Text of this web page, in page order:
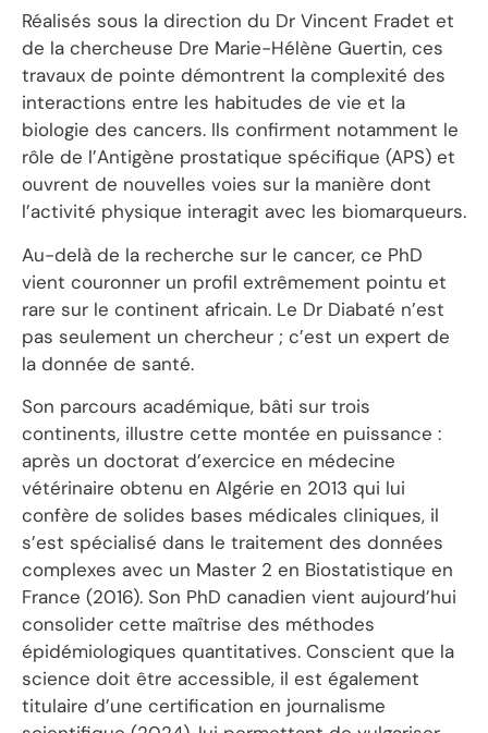
Réalisés sous la direction du Dr Vincent Fradet et
de la chercheuse Dre Marie-Hélène Guertin, ces
travaux de pointe démontrent la complexité des
interactions entre les habitudes de vie et la
biologie des cancers. Ils confirment notamment le
rôle de l’Antigène prostatique spécifique (APS) et
ouvrent de nouvelles voies sur la manière dont
l’activité physique interagit avec les biomarqueurs.
Au-delà de la recherche sur le cancer, ce PhD
vient couronner un profil extrêmement pointu et
rare sur le continent africain. Le Dr Diabaté n’est
pas seulement un chercheur ; c’est un expert de
la donnée de santé.
Son parcours académique, bâti sur trois
continents, illustre cette montée en puissance :
après un doctorat d’exercice en médecine
vétérinaire obtenu en Algérie en 2013 qui lui
confère de solides bases médicales cliniques, il
s’est spécialisé dans le traitement des données
complexes avec un Master 2 en Biostatistique en
France (2016). Son PhD canadien vient aujourd’hui
consolider cette maîtrise des méthodes
épidémiologiques quantitatives. Conscient que la
science doit être accessible, il est également
titulaire d’une certification en journalisme